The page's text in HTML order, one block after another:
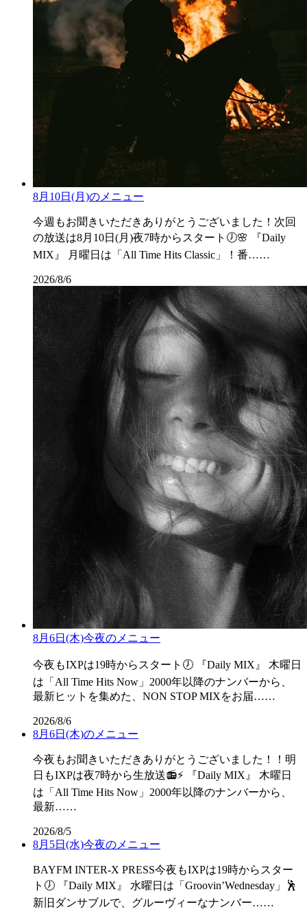
8月10日(月)のメニュー
今週もお聞きいただきありがとうございました！次回
の放送は8月10日(月)夜7時からスタート🕖🌸 『Daily
MIX』 月曜日は「All Time Hits Classic」！番……
2026/8/6
8月6日(木)今夜のメニュー
今夜もIXPは19時からスタート🕖 『Daily MIX』 木曜日
は「All Time Hits Now」2000年以降のナンバーから、
最新ヒットを集めた、NON STOP MIXをお届……
2026/8/6
8月6日(木)のメニュー
今夜もお聞きいただきありがとうございました！！明
日もIXPは夜7時から生放送📻⚡ 『Daily MIX』 木曜日
は「All Time Hits Now」2000年以降のナンバーから、
最新……
2026/8/5
8月5日(水)今夜のメニュー
BAYFM INTER-X PRESS今夜もIXPは19時からスター
ト🕖 『Daily MIX』 水曜日は「Groovin’Wednesday」🕺
新旧ダンサブルで、グルーヴィーなナンバー……